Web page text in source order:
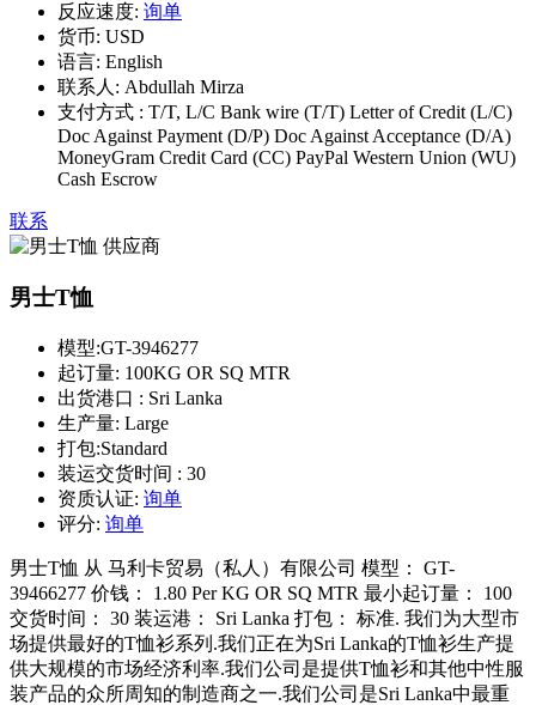
反应速度: 询单
货币: USD
语言: English
联系人: Abdullah Mirza
支付方式 : T/T, L/C Bank wire (T/T) Letter of Credit (L/C)
Doc Against Payment (D/P) Doc Against Acceptance (D/A)
MoneyGram Credit Card (CC) PayPal Western Union (WU)
Cash Escrow
联系
男士T恤
模型:GT-3946277
起订量: 100KG OR SQ MTR
出货港口 : Sri Lanka
生产量: Large
打包:Standard
装运交货时间 : 30
资质认证: 询单
评分: 询单
男士T恤 从 马利卡贸易（私人）有限公司 模型： GT-
39466277 价钱： 1.80 Per KG OR SQ MTR 最小起订量： 100
交货时间： 30 装运港： Sri Lanka 打包： 标准. 我们为大型市
场提供最好的T恤衫系列.我们正在为Sri Lanka的T恤衫生产提
供大规模的市场经济利率.我们公司是提供T恤衫和其他中性服
装产品的众所周知的制造商之一.我们公司是Sri Lanka中最重